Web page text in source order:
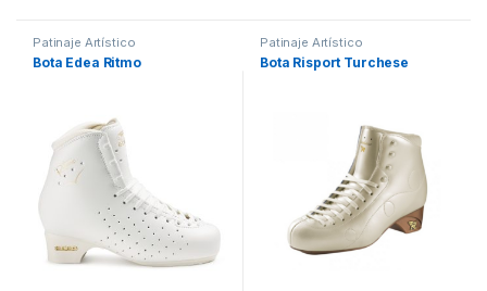
Patinaje Artístico
Bota Edea Ritmo
Patinaje Artístico
Bota Risport Turchese